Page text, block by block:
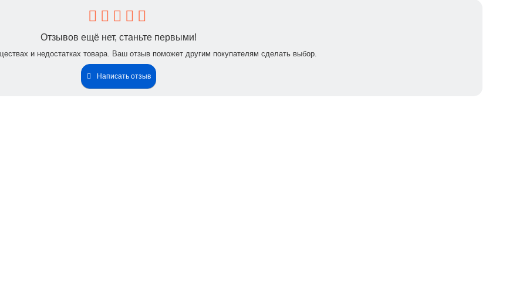
Отзывов ещё нет, станьте первыми!
и недостатках товара. Ваш отзыв поможет другим покупателям сделать выбор.
Написать отзыв